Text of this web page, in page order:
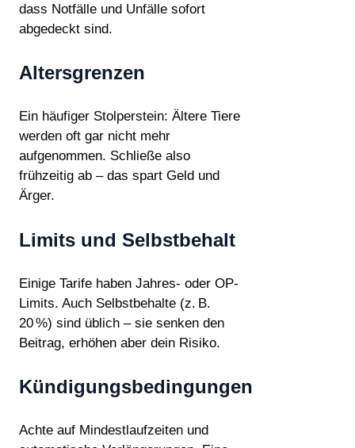
dass Notfälle und Unfälle sofort
abgedeckt sind.
Altersgrenzen
Ein häufiger Stolperstein: Ältere Tiere
werden oft gar nicht mehr
aufgenommen. Schließe also
frühzeitig ab – das spart Geld und
Ärger.
Limits und Selbstbehalt
Einige Tarife haben Jahres- oder OP-
Limits. Auch Selbstbehalte (z. B.
20 %) sind üblich – sie senken den
Beitrag, erhöhen aber dein Risiko.
Kündigungsbedingungen
Achte auf Mindestlaufzeiten und